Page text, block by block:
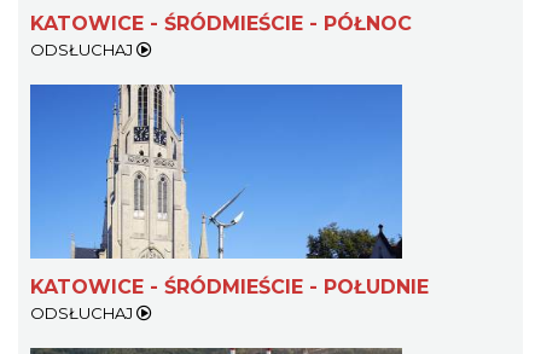
KATOWICE - ŚRÓDMIEŚCIE - PÓŁNOC
ODSŁUCHAJ
KATOWICE - ŚRÓDMIEŚCIE - POŁUDNIE
ODSŁUCHAJ